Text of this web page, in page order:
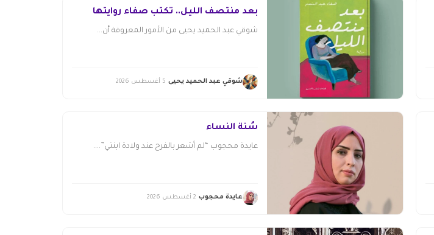
بعد منتصف الليل.. تكتب صفاء روايتها
شوقي عبد الحميد يحيى من الأمور المعروفة أن...
شوقي عبد الحميد يحيى 5 أغسطس 2026
سُنّة النساء
عايدة محجوب “لم أشعر بالفرح عند ولادة ابنتي”....
عايدة محجوب 2 أغسطس 2026